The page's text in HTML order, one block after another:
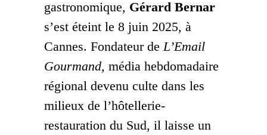
gastronomique, Gérard Bernar
s’est éteint le 8 juin 2025, à
Cannes. Fondateur de L’Email
Gourmand, média hebdomadaire
régional devenu culte dans les
milieux de l’hôtellerie-
restauration du Sud, il laisse un